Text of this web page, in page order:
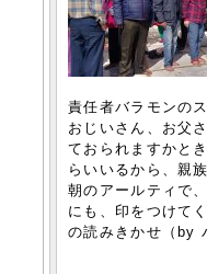
責任者バラモンの
おじいさん、お父
ておられますかと
らいいるから、親
朝のアールティで
にも、印をつけて
の読みきかせ（by